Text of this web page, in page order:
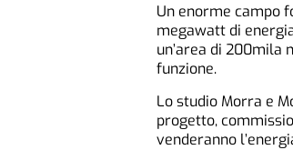
Un enorme campo
megawatt di
un’area di 200mila
funzione.
Lo studio Morra e
progetto,
venderanno